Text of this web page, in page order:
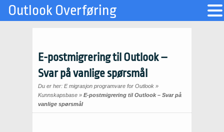
E-postmigrering til Outlook –
Svar på vanlige spørsmål
Du er her: E migrasjon programvare for Outlook »
Kunnskapsbase » E-postmigrering til Outlook – Svar på
vanlige spørsmål
Outlook Overføring